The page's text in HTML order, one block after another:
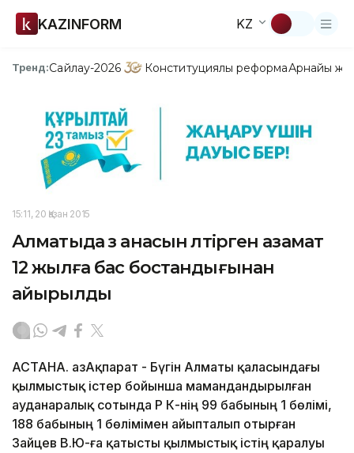
KAZINFORM KZ
Тренд:Сайлау-2026 Конституциялық реформаАрнайы
15:11, 20 Қазан 2015
Алматыда өз анасын өлтірген азамат
12 жылға бас бостандығынан
айырылды
АСТАНА. ҚазАқпарат - Бүгін Алматы қаласындағы
қылмыстық істер бойынша мамандандырылған
ауданаралық сотында ҚР ҚК-нің 99 бабының 1 бөлімі,
188 бабының 1 бөлімімен айыпталып отырған
Зайцев В.Ю-ға қатысты қылмыстық істің қаралуы